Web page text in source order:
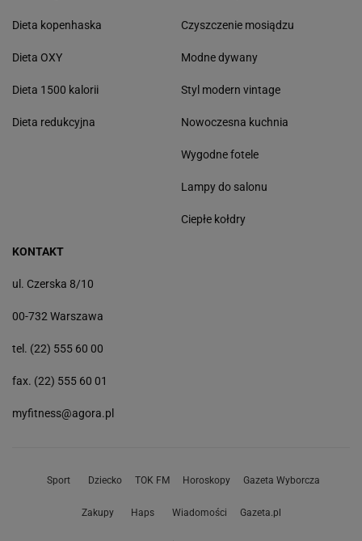
Dieta kopenhaska
Dieta OXY
Dieta 1500 kalorii
Dieta redukcyjna
Czyszczenie mosiądzu
Modne dywany
Styl modern vintage
Nowoczesna kuchnia
Wygodne fotele
Lampy do salonu
Ciepłe kołdry
KONTAKT
ul. Czerska 8/10
00-732 Warszawa
tel. (22) 555 60 00
fax. (22) 555 60 01
myfitness@agora.pl
Sport Dziecko TOK FM Horoskopy Gazeta Wyborcza
Zakupy Haps Wiadomości Gazeta.pl